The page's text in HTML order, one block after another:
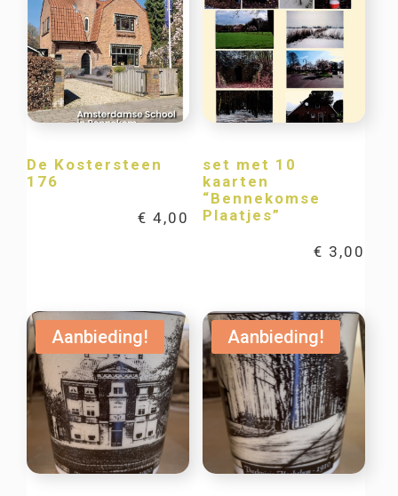
De Kostersteen
176
€ 4,00
set met 10
kaarten
“Bennekomse
Plaatjes”
€ 3,00
Aanbieding! Aanbieding!